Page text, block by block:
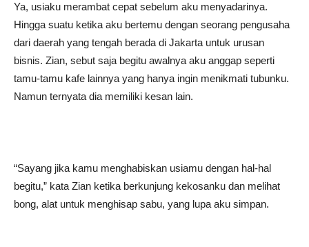
Ya, usiaku merambat cepat sebelum aku menyadarinya.
Hingga suatu ketika aku bertemu dengan seorang pengusaha
dari daerah yang tengah berada di Jakarta untuk urusan
bisnis. Zian, sebut saja begitu awalnya aku anggap seperti
tamu-tamu kafe lainnya yang hanya ingin menikmati tubunku.
Namun ternyata dia memiliki kesan lain.
“Sayang jika kamu menghabiskan usiamu dengan hal-hal
begitu,” kata Zian ketika berkunjung kekosanku dan melihat
bong, alat untuk menghisap sabu, yang lupa aku simpan.